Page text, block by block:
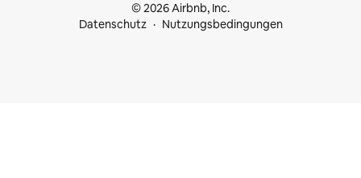
© 2026 Airbnb, Inc.
Datenschutz
Nutzungsbedingungen